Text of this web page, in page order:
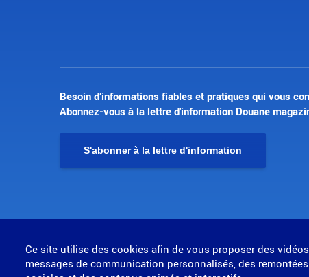
Ce site utilise des cookies afin de vous proposer des
messages de communication personnalisés, des
Besoin d’informations fiables et pratiques qui vous
Abonnez-vous à la lettre d'information Douane
S'abonner à la lettre d'information
MENU
Mentions légales Données personnelles Gestion des cookies